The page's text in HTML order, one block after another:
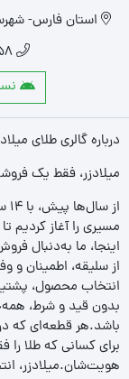
استان فارس-
درباره گالری طلای
میلادزر، فقط یک
مسیری را آغاز کردیم
اینجا، ما به‌دنبال
از سلیقه، اطمینان و
انتخاب محصول،
بدون قید و شرط،
باشد.هر قطعه‌ای که
برای کسانی که طلا را
هویت‌شان.میلادزر،